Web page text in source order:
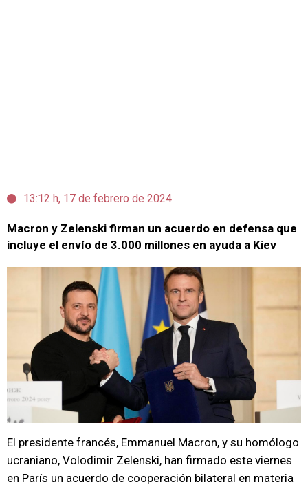
13:12 h, 17 de febrero de 2024
Macron y Zelenski firman un acuerdo en defensa que
incluye el envío de 3.000 millones en ayuda a Kiev
El presidente francés, Emmanuel Macron, y su homólogo
ucraniano, Volodimir Zelenski, han firmado este viernes
en París un acuerdo de cooperación bilateral en materia